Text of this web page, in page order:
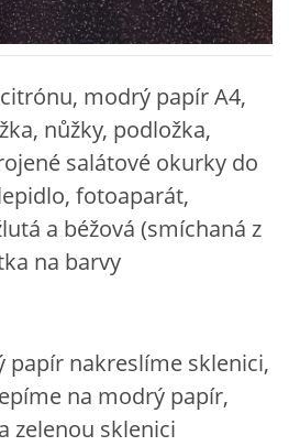
OBDOBÍ
modrý papír A4,
nůžky, podložka,
salátové okurky do
fotoaparát,
a béžová (smíchaná z
na barvy
papír nakreslíme sklenici,
na modrý papír,
zelenou sklenici